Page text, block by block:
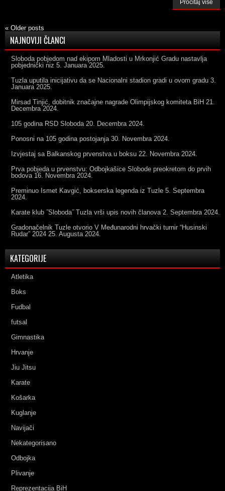
Pročitaj više
« Older posts
NAJNOVIJI ČLANCI
Sloboda pobjedom nad ekipom Mladosti u Mrkonjić Gradu nastavlja
pobjednički niz 5. Januara 2025.
Tuzla uputila inicijativu da se Nacionalni stadion gradi u ovom gradu 3.
Januara 2025.
Mirsad Tinjić, dobitnik značajne nagrade Olimpijskog komiteta BiH 21.
Decembra 2024.
105 godina RSD Sloboda 20. Decembra 2024.
Ponosni na 105 godina postojanja 30. Novembra 2024.
Izvjestaj sa Balkanskog prvenstva u boksu 22. Novembra 2024.
Prva pobjeda u prvenstvu: Odbojkašice Slobode preokretom do prvih
bodova 16. Novembra 2024.
Preminuo Ismet Kavgić, bokserska legenda iz Tuzle 5. Septembra
2024.
Karate klub ˝Sloboda˝ Tuzla vrši upis novih članova 2. Septembra 2024.
Gradonačelnik Tuzle otvorio V Međunarodni hrvački turnir “Husinski
Rudar” 2024 25. Augusta 2024.
KATEGORIJE
Atletika
Boks
Fudbal
futsal
Gimnastika
Hrvanje
Jiu Jitsu
Karate
Košarka
Kuglanje
Navijači
Nekategorisano
Odbojka
Plivanje
Reprezentacija BiH